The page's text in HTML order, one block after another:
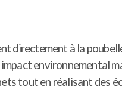
directement à la
environnemental
tout en réalisant des